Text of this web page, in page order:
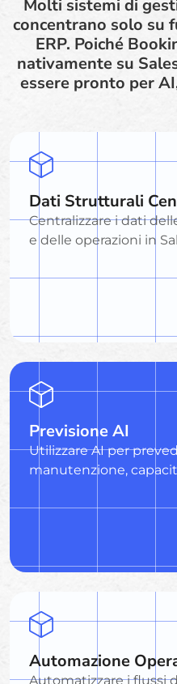
Molti sistemi di
concentrano solo su
ERP. Poiché
nativamente su
essere pronto per
Dati Strutturali
Centralizzare i dati
e delle operazioni in
Previsione AI
Utilizzare AI per
manutenzione,
Automazione
Automatizzare i flussi